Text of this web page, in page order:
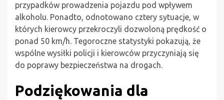
przypadków prowadzenia pojazdu pod wpływem
alkoholu. Ponadto, odnotowano cztery sytuacje, w
których kierowcy przekroczyli dozwoloną prędkość o
ponad 50 km/h. Tegoroczne statystyki pokazują, że
wspólne wysiłki policji i kierowców przyczyniają się
do poprawy bezpieczeństwa na drogach.
Podziękowania dla